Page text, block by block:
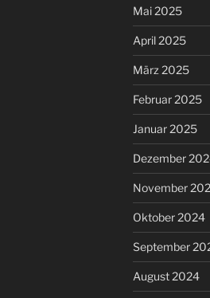
Mai 2025
April 2025
März 2025
Februar 2025
Januar 2025
Dezember
November
Oktober 2024
September
August 2024